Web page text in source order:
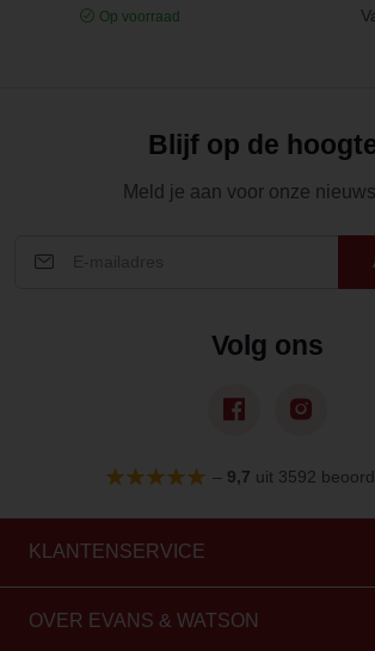
Op voorraad
Blijf op de
Meld je aan voor onze
Volg ons
– 9,7 uit 3592
KLANTENSERVICE
OVER EVANS & WATSON